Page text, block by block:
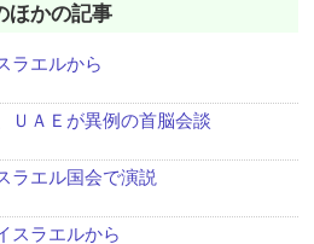
ほかの記事
ラエルから
ＵＡＥが異例の首脳会談
エル国会で演説
スラエルから